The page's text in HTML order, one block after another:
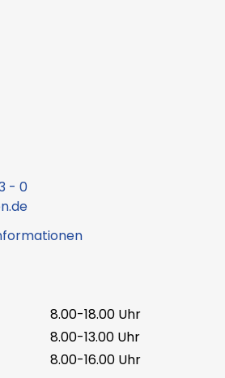
- 0
8.00-18.00 Uhr
8.00-13.00 Uhr
8.00-16.00 Uhr